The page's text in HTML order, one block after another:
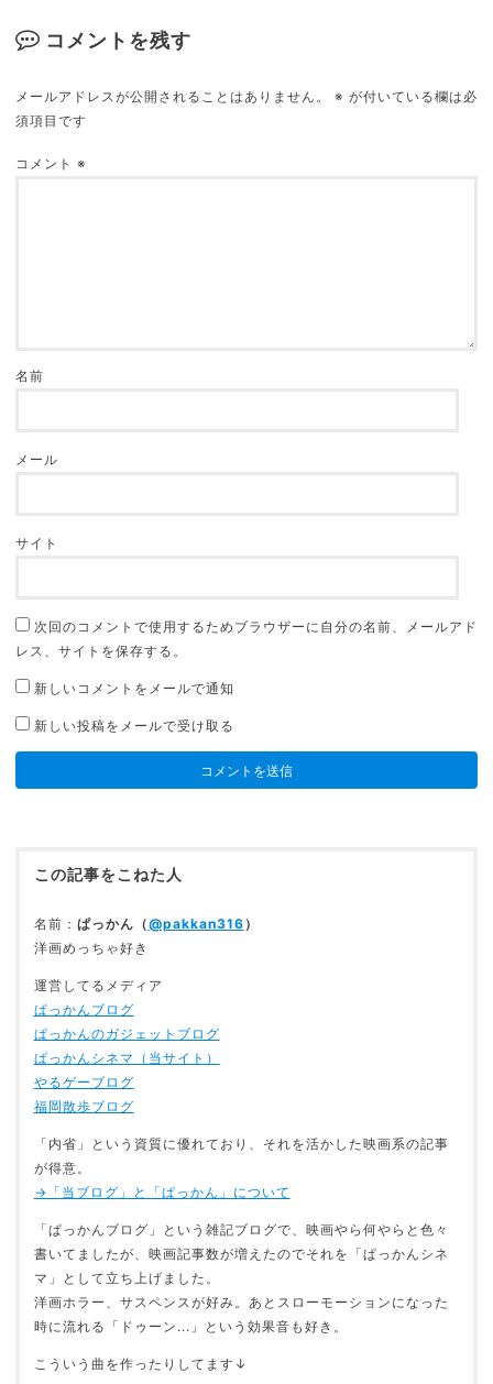
コメントを残す
メールアドレスが公開されることはありません。 ※ が付いている欄は必
須項目です
コメント ※
名前
メール
サイト
次回のコメントで使用するためブラウザーに自分の名前、メールアド
レス、サイトを保存する。
新しいコメントをメールで通知
新しい投稿をメールで受け取る
この記事をこねた人
名前： ぱっかん（@pakkan316 ）
洋画めっちゃ好き
運営してるメディア
ぱっかんブログ
ぱっかんのガジェットブログ
ぱっかんシネマ（当サイト）
やるゲーブログ
福岡散歩ブログ
「内省」という資質に優れており、それを活かした映画系の記事
が得意。
→「当ブログ」と「ぱっかん」について
「ぱっかんブログ」という雑記ブログで、映画やら何やらと色々
書いてましたが、映画記事数が増えたのでそれを「ぱっかんシネ
マ」として立ち上げました。
洋画ホラー、サスペンスが好み。あとスローモーションになった
時に流れる「ドゥーン...」という効果音も好き。
こういう曲を作ったりしてます↓